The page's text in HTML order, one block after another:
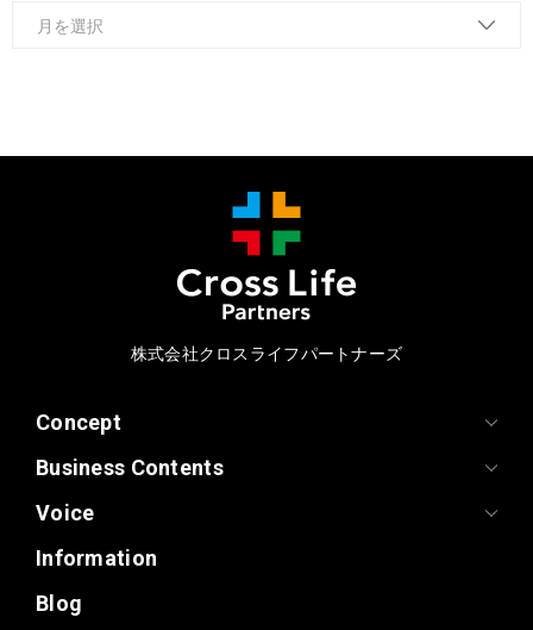
株式会社クロスライフパートナーズ
Concept
Business Contents
Voice
Information
Blog